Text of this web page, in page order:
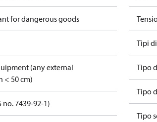
for dangerous goods
(any external
< 50 cm)
no. 7439-92-1)
Tipi
Tipo
Tipo
Tipo